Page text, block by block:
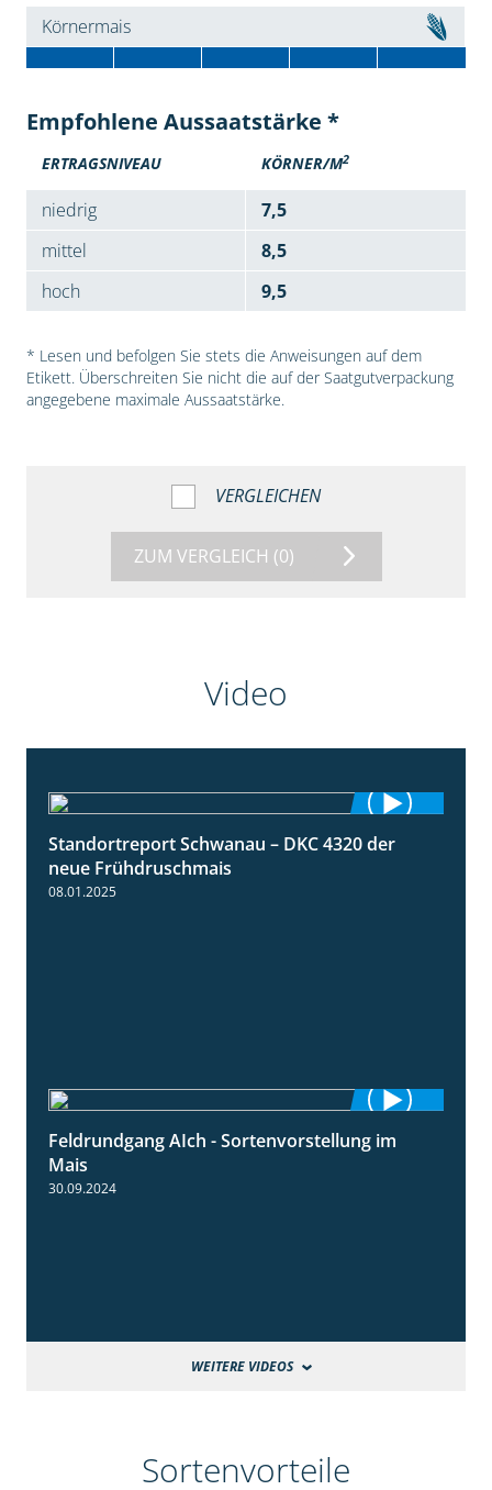
Körnermais
Empfohlene Aussaatstärke *
ERTRAGSNIVEAU KÖRNER/M2
niedrig
7,5
mittel
8,5
hoch
9,5
* Lesen und befolgen Sie stets die Anweisungen auf dem
Etikett. Überschreiten Sie nicht die auf der Saatgutverpackung
angegebene maximale Aussaatstärke.
VERGLEICHEN
ZUM VERGLEICH (0)
Video
1:25
Standortreport Schwanau – DKC 4320 der
neue Frühdruschmais
08.01.2025
11:24
Feldrundgang AIch - Sortenvorstellung im
Mais
30.09.2024
WEITERE VIDEOS
Sortenvorteile